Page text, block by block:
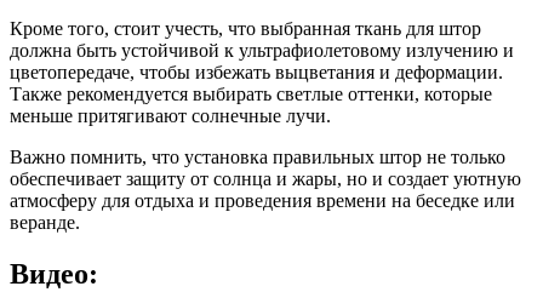
Кроме того, стоит учесть, что выбранная ткань для штор
должна быть устойчивой к ультрафиолетовому излучению и
цветопередаче, чтобы избежать выцветания и деформации.
Также рекомендуется выбирать светлые оттенки, которые
меньше притягивают солнечные лучи.
Важно помнить, что установка правильных штор не только
обеспечивает защиту от солнца и жары, но и создает уютную
атмосферу для отдыха и проведения времени на беседке или
веранде.
Видео: